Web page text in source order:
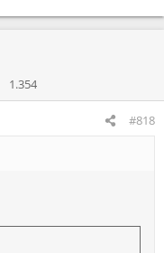
1.354
#818